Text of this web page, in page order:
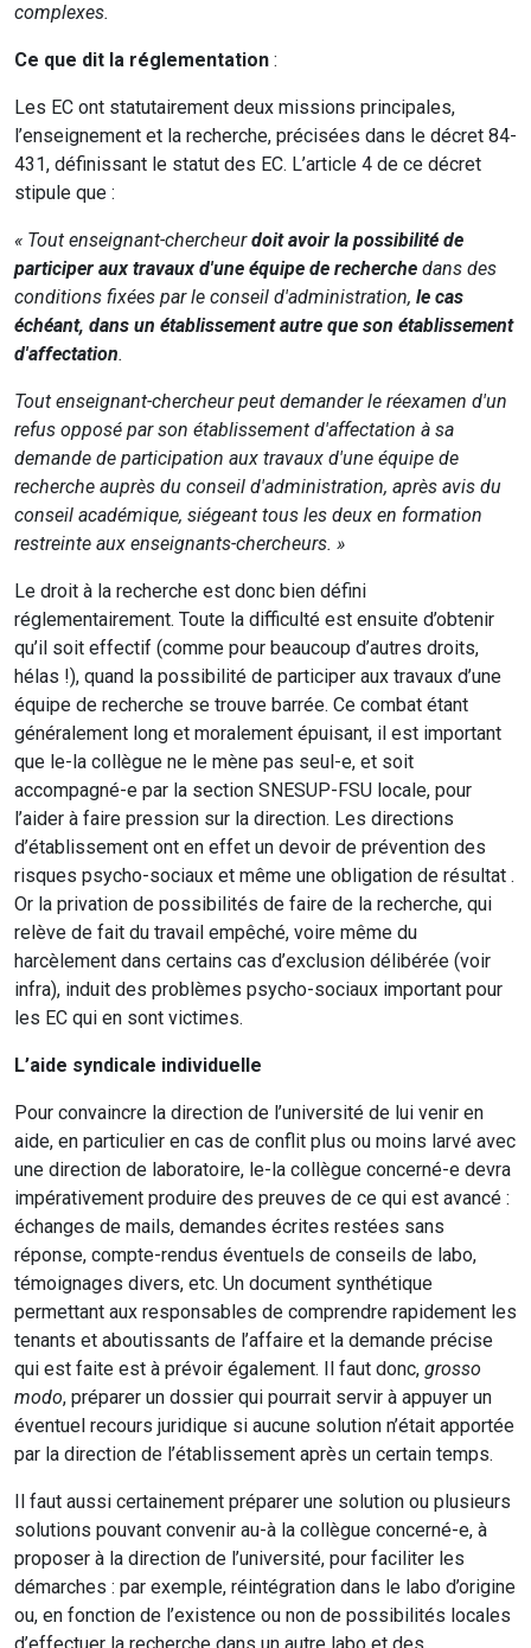
complexes.
Ce que dit la réglementation :
Les EC ont statutairement deux missions principales,
l’enseignement et la recherche, précisées dans le décret 84-
431, définissant le statut des EC. L’article 4 de ce décret
stipule que :
« Tout enseignant-chercheurdoit avoir la possibilité de
participer aux travaux d'une équipe de recherche dans des
conditions fixées par le conseil d'administration, le cas
échéant, dans un établissement autre que son établissement
d'affectation.
Tout enseignant-chercheur peut demander le réexamen d'un
refus opposé par son établissement d'affectation à sa
demande de participation aux travaux d'une équipe de
recherche auprès du conseil d'administration, après avis du
conseil académique, siégeant tous les deux en formation
restreinte aux enseignants-chercheurs. »
Le droit à la recherche est donc bien défini
réglementairement. Toute la difficulté est ensuite d’obtenir
qu’il soit effectif (comme pour beaucoup d’autres droits,
hélas !), quand la possibilité de participer aux travaux d’une
équipe de recherche se trouve barrée. Ce combat étant
généralement long et moralement épuisant, il est important
que le-la collègue ne le mène pas seul-e, et soit
accompagné-e par la section SNESUP-FSU locale, pour
l’aider à faire pression sur la direction. Les directions
d’établissement ont en effet un devoir de prévention des
risques psycho-sociaux et même une obligation de résultat .
Or la privation de possibilités de faire de la recherche, qui
relève de fait du travail empêché, voire même du
harcèlement dans certains cas d’exclusion délibérée (voir
infra), induit des problèmes psycho-sociaux important pour
les EC qui en sont victimes.
L’aide syndicale individuelle
Pour convaincre la direction de l’université de lui venir en
aide, en particulier en cas de conflit plus ou moins larvé avec
une direction de laboratoire, le-la collègue concerné-e devra
impérativement produire des preuves de ce qui est avancé :
échanges de mails, demandes écrites restées sans
réponse, compte-rendus éventuels de conseils de labo,
témoignages divers, etc. Un document synthétique
permettant aux responsables de comprendre rapidement les
tenants et aboutissants de l’affaire et la demande précise
qui est faite est à prévoir également. Il faut donc, grosso
modo, préparer un dossier qui pourrait servir à appuyer un
éventuel recours juridique si aucune solution n’était apportée
par la direction de l’établissement après un certain temps.
Il faut aussi certainement préparer une solution ou plusieurs
solutions pouvant convenir au-à la collègue concerné-e, à
proposer à la direction de l’université, pour faciliter les
démarches : par exemple, réintégration dans le labo d’origine
ou, en fonction de l’existence ou non de possibilités locales